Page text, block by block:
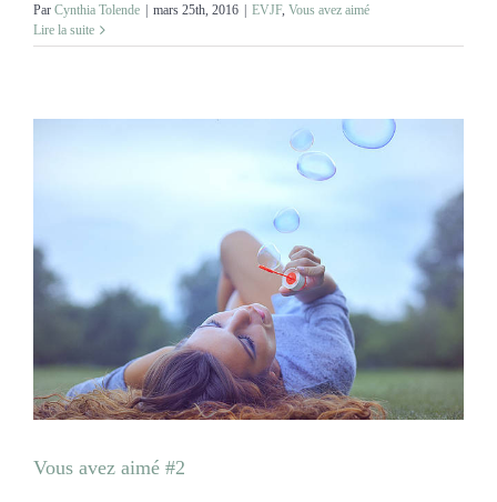
Par Cynthia Tolende | mars 25th, 2016 | EVJF, Vous avez aimé
Lire la suite
Vous avez aimé #2